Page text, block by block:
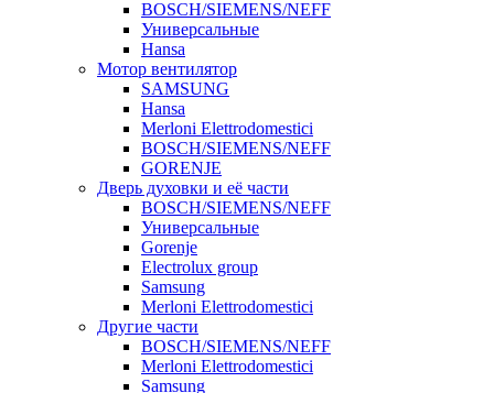
BOSCH/SIEMENS/NEFF
Универсальные
Hansa
Мотор вентилятор
SAMSUNG
Hansa
Merloni Elettrodomestici
BOSCH/SIEMENS/NEFF
GORENJE
Дверь духовки и её части
BOSCH/SIEMENS/NEFF
Универсальные
Gorenje
Electrolux group
Samsung
Merloni Elettrodomestici
Другие части
BOSCH/SIEMENS/NEFF
Merloni Elettrodomestici
Samsung